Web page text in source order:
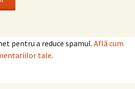
pentru a reduce spamul. Află cum
tale.